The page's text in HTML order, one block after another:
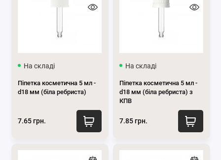
Показати все
На складі
Піпетка косметична 5 мл -
d18 мм (біла ребриста)
7.65 грн.
На складі
Піпетка косметична 5 мл -
d18 мм (біла ребриста) з
КПВ
7.85 грн.